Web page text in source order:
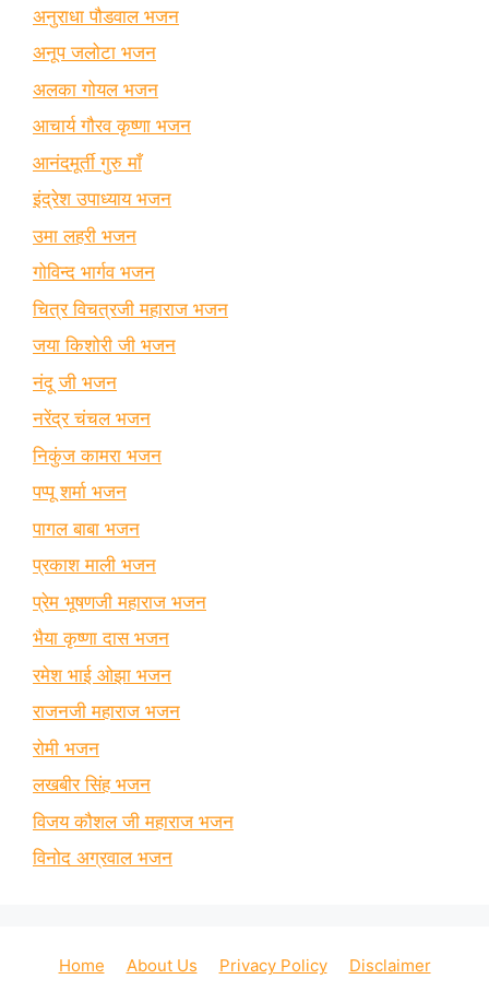
अनुराधा पौडवाल भजन
अनूप जलोटा भजन
अलका गोयल भजन
आचार्य गौरव कृष्णा भजन
आनंदमूर्ती गुरु माँ
इंद्रेश उपाध्याय भजन
उमा लहरी भजन
गोविन्द भार्गव भजन
चित्र विचत्रजी महाराज भजन
जया किशोरी जी भजन
नंदू जी भजन
नरेंद्र चंचल भजन
निकुंज कामरा भजन
पप्पू शर्मा भजन
पागल बाबा भजन
प्रकाश माली भजन
प्रेम भूषणजी महाराज भजन
भैया कृष्णा दास भजन
रमेश भाई ओझा भजन
राजनजी महाराज भजन
रोमी भजन
लखबीर सिंह भजन
विजय कौशल जी महाराज भजन
विनोद अग्रवाल भजन
Home About Us Privacy Policy
Disclaimer